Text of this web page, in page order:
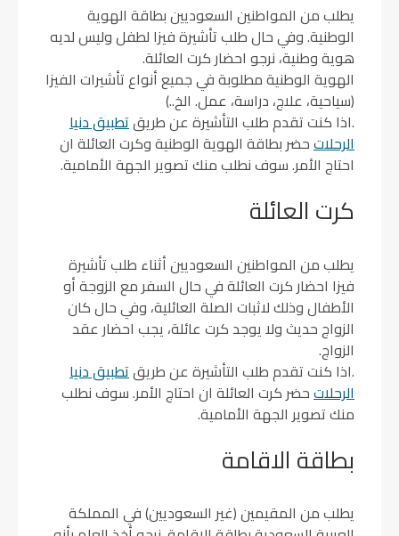
يطلب من المواطنين السعوديين بطاقة الهوية
الوطنية. وفي حال طلب تأشيرة فيزا لطفل وليس لديه
هوية وطنية، نرجو احضار كرت العائلة.
الهوية الوطنية مطلوبة في جميع أنواع تأشيرات الفيزا
(سياحية، علاج، دراسة، عمل. الخ..)
.اذا كنت تقدم طلب التأشيرة عن طريقتطبيق دنيا
الرحلاتحضر بطاقة الهوية الوطنية وكرت العائلة ان
احتاج الأمر. سوف نطلب منك تصوير الجهة الأمامية.
كرت العائلة
يطلب من المواطنين السعوديين أثناء طلب تأشيرة
فيزا احضار كرت العائلة في حال السفر مع الزوجة أو
الأطفال وذلك لاثبات الصلة العائلية، وفي حال كان
الزواج حديث ولا يوجد كرت عائلة، يجب احضار عقد
الزواج.
.اذا كنت تقدم طلب التأشيرة عن طريقتطبيق دنيا
الرحلاتحضر كرت العائلة ان احتاج الأمر. سوف نطلب
منك تصوير الجهة الأمامية.
بطاقة الاقامة
يطلب من المقيمين (غير السعوديين) في المملكة